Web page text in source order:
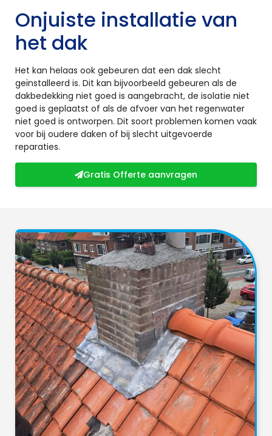
Onjuiste installatie van
het dak
Het kan helaas ook gebeuren dat een dak slecht
geïnstalleerd is. Dit kan bijvoorbeeld gebeuren als de
dakbedekking niet goed is aangebracht, de isolatie niet
goed is geplaatst of als de afvoer van het regenwater
niet goed is ontworpen. Dit soort problemen komen vaak
voor bij oudere daken of bij slecht uitgevoerde
reparaties.
Gratis Offerte aanvragen